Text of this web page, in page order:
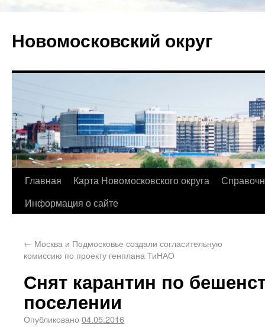
Новомосковский округ
Главная Карта Новомосковского округа
Информация о сайте
← Москва и Подмосковье создали согласительную
комиссию по проекту генплана ТиНАО
Снят карантин по
поселении
Опубликовано 04.05.2016